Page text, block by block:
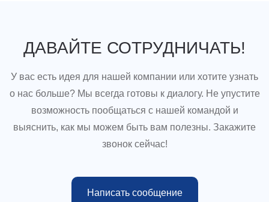
ДАВАЙТЕ СОТРУДНИЧАТЬ!
У вас есть идея для нашей компании или хотите узнать
о нас больше? Мы всегда готовы к диалогу. Не упустите
возможность пообщаться с нашей командой и
выяснить, как мы можем быть вам полезны. Закажите
звонок сейчас!
Написать сообщение